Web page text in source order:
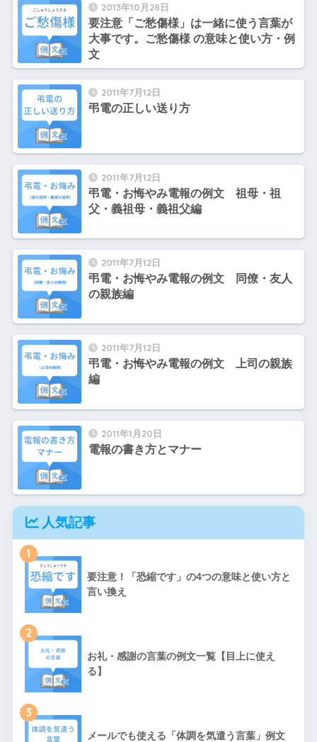
2013年10月28日
要注意「ご愁傷様」は一緒に使う言葉が
大事です。ご愁傷様 の意味と使い方・例
文
2011年7月12日
弔電の正しい送り方
2011年7月12日
弔電・お悔やみ電報の例文 祖母・祖
父・義祖母・義祖父編
2011年7月12日
弔電・お悔やみ電報の例文 同僚・友人
の親族編
2011年7月12日
弔電・お悔やみ電報の例文 上司の親族
編
2011年1月20日
電報の書き方とマナー
人気記事
1
要注意！「恐縮です」の4つの意味と使い方と
言い換え
2
お礼・感謝の言葉の例文一覧【目上に使え
る】
3
メールでも使える「体調を気遣う言葉」例文